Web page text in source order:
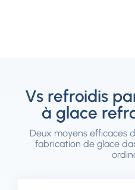
Vs refroidis
à glace
Deux moyens efficaces
fabrication de glace